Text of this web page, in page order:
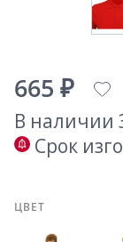
665 ₽
В наличии
Срок
ЦВЕТ